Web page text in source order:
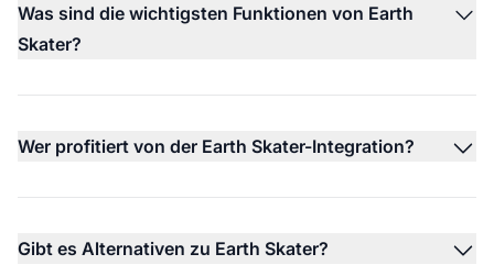
Was sind die wichtigsten Funktionen von Earth
Skater?
Wer profitiert von der Earth Skater-Integration?
Gibt es Alternativen zu Earth Skater?